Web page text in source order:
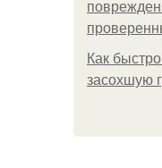
Как
засохшую